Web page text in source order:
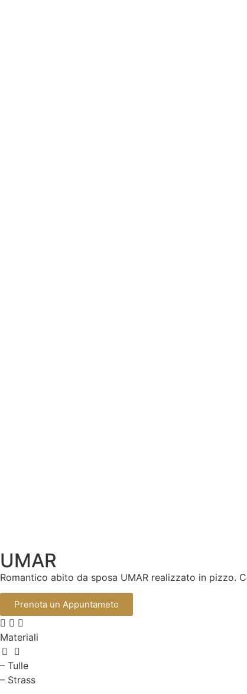
UMAR
Romantico abito da sposa UMAR realizzato in pizzo.
Prenota un Appuntameto
Materiali
– Tulle
– Strass